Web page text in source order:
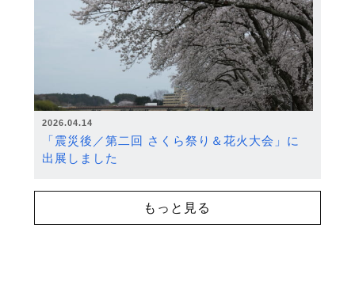
2026.04.14
「震災後／第二回 さくら祭り＆花火大会」に
出展しました
もっと見る